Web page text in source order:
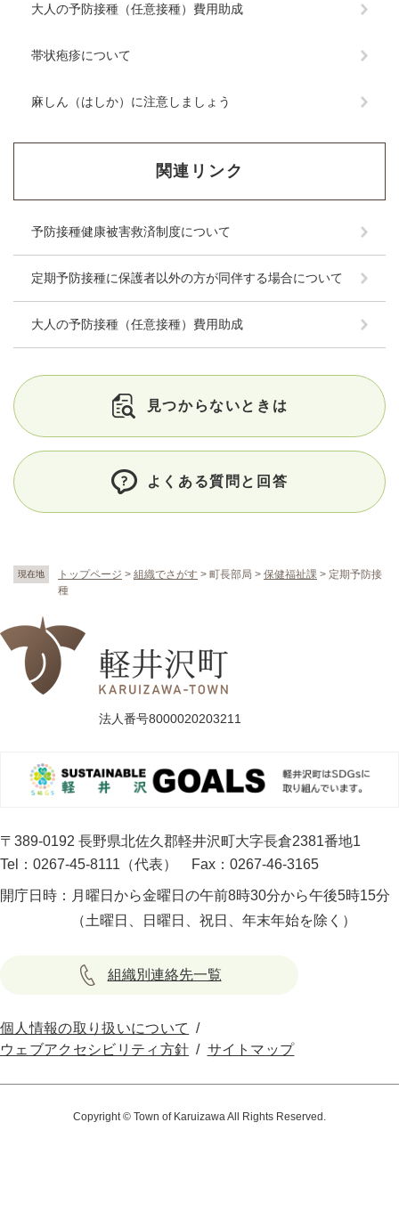
現在地 トップページ > 組織でさがす > 町長部局 > 保健福祉課 > 定期予防接
種
大人の予防接種（任意接種）費用助成
帯状疱疹について
麻しん（はしか）に注意しましょう
関連リンク
予防接種健康被害救済制度について
定期予防接種に保護者以外の方が同伴する場合について
大人の予防接種（任意接種）費用助成
見つからないときは
よくある質問と回答
法人番号8000020203211
〒389-0192 長野県北佐久郡軽井沢町大字長倉2381番地1
Tel：0267-45-8111（代表）
Fax：0267-46-3165
開庁日時： 月曜日から金曜日の午前8時30分から午後5時15分
（土曜日、日曜日、祝日、年末年始を除く）
組織別連絡先一覧
個人情報の取り扱いについて
ウェブアクセシビリティ方針
サイトマップ
Copyright © Town of Karuizawa All Rights Reserved.